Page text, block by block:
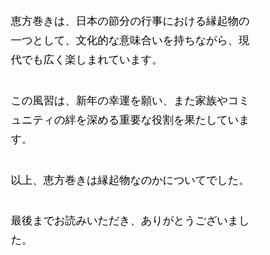
恵方巻きは、日本の節分の行事における縁起物の
一つとして、文化的な意味合いを持ちながら、現
代でも広く楽しまれています。
この風習は、新年の幸運を願い、また家族やコミ
ュニティの絆を深める重要な役割を果たしていま
す。
以上、恵方巻きは縁起物なのかについてでした。
最後までお読みいただき、ありがとうございまし
た。